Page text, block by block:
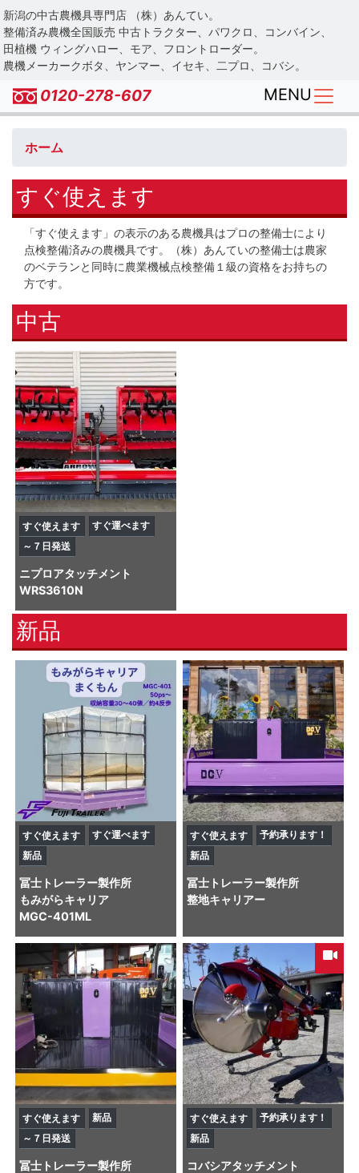
Skip
to
main
content
新潟の中古農機具専門店 （株）あんてい。
整備済み農機全国販売 中古トラクター、パワクロ、コンバイン、
田植機 ウィングハロー、モア、フロントローダー。
農機メーカークボタ、ヤンマー、イセキ、二プロ、コバシ。
0120-278-607 MENU
ホーム
すぐ使えます
「すぐ使えます」の表示のある農機具はプロの整備士により
点検整備済みの農機具です。（株）あんていの整備士は農家
のベテランと同時に農業機械点検整備１級の資格をお持ちの
方です。
中古
すぐ使えます
すぐ運べます
～７日発送
ニプロアタッチメント
WRS3610N
新品
すぐ使えます
すぐ運べます
新品
冨士トレーラー製作所
もみがらキャリア
MGC-401ML
すぐ使えます
予約承ります！
新品
冨士トレーラー製作所
整地キャリアー
すぐ使えます
新品
～７日発送
冨士トレーラー製作所
すぐ使えます
予約承ります！
新品
コバシアタッチメント